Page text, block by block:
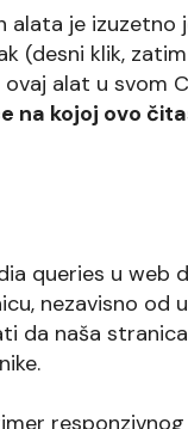
alata je
(desni klik,
alat u svom
na kojoj ovo
queries u
nezavisno od
da naša